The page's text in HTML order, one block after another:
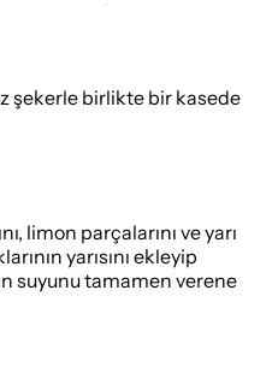
şekerle birlikte bir kasede
limon parçalarını ve yarı
yarısını ekleyip
suyunu tamamen verene